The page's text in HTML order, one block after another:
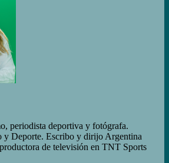
periodista deportiva y fotógrafa.
y Deporte. Escribo y dirijo Argentina
de televisión en TNT Sports